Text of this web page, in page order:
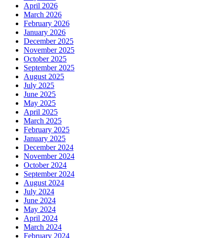
April 2026
March 2026
February 2026
January 2026
December 2025
November 2025
October 2025
September 2025
August 2025
July 2025
June 2025
May 2025
April 2025
March 2025
February 2025
January 2025
December 2024
November 2024
October 2024
September 2024
August 2024
July 2024
June 2024
May 2024
April 2024
March 2024
February 2024